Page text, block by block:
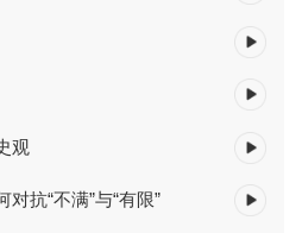
观
抗“不满”与“有限”